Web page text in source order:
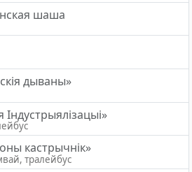
шаша
дываны»
кастрычнік»
тралейбус